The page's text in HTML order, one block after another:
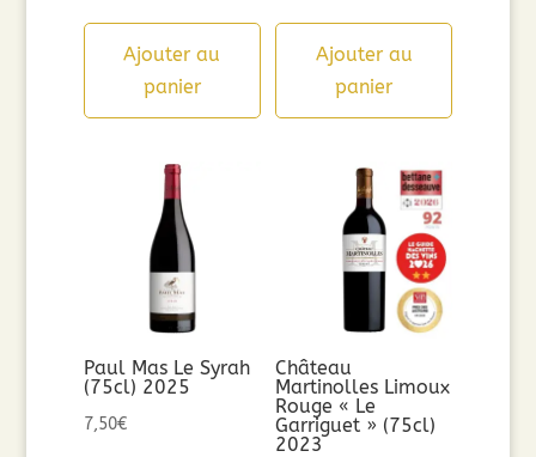
Ajouter au
panier
Ajouter au
panier
Paul Mas Le Syrah
(75cl) 2025
7,50€
Château
Martinolles Limoux
Rouge « Le
Garriguet » (75cl)
2023